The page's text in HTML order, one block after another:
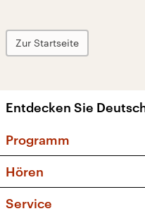
Zur Startseite
Entdecken Sie
Programm
Sendungen und
Musikliste
Hören
Service